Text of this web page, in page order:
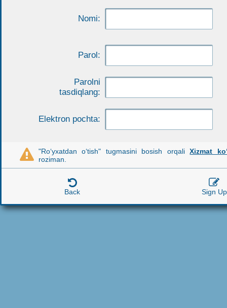
Nomi:
Parol:
Parolni
tasdiqlang:
Elektron pochta:
 "Ro‘yxatdan o‘tish" tugmasini bosish orqaliXizmat
roziman.

Back

Sign Up